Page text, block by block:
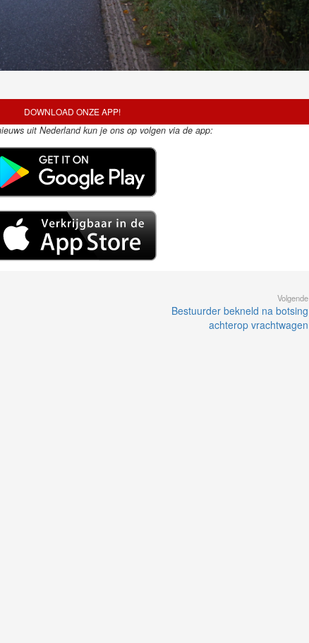
DOWNLOAD ONZE APP!
uit Nederland kun je ons op volgen via de app:
Volgende
Bestuurder bekneld na botsing
achterop vrachtwagen